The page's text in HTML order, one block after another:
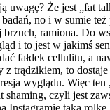
uwagę? Że jest „fat
no i w sumie
ramiona. Do
i to jest w jakimś
fałdek cellulitu, a
trądzikiem, to
wyglądu. Więc
czyli jest
Instagramie taką